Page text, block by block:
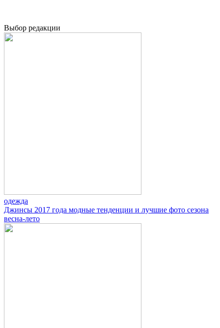
Выбор редакции
одежда
Джинсы 2017 года модные тенденции и лучшие фото сезона
весна-лето